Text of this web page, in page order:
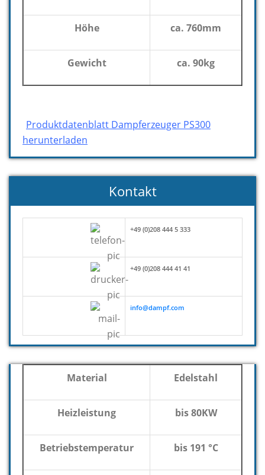
Höhe ca. 760mm
Gewicht ca. 90kg
Produktdatenblatt Dampferzeuger PS300
herunterladen
Kontakt
+49 (0)208 444 5 333
+49 (0)208 444 41 41
info@dampf.com
Material Edelstahl
Heizleistung bis 80KW
Betriebstemperatur bis 191 °C